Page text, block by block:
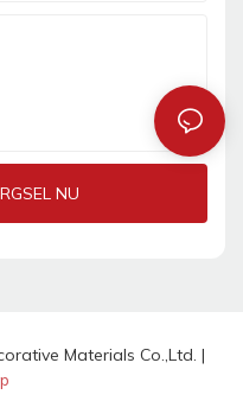
NU
Materials Co.,Ltd. |